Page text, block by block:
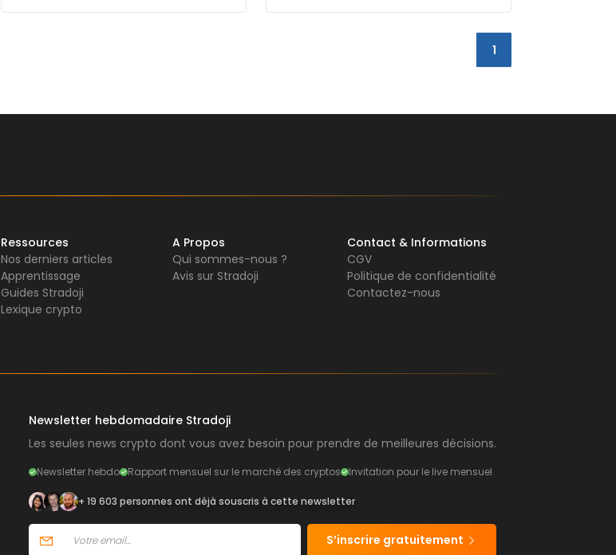
1
Ressources
Nos derniers articles
Apprentissage
Guides Stradoji
Lexique crypto
A Propos
Qui sommes-nous ?
Avis sur Stradoji
Contact & Informations
CGV
Politique de confidentialité
Contactez-nous
Newsletter hebdomadaire Stradoji
Les seules news crypto dont vous avez besoin pour prendre de meilleures décisions.
Newsletter hebdo Rapport mensuel sur le marché des cryptos Invitation pour le live mensuel
+ 19 603 personnes ont déjà souscris à cette newsletter
S’inscrire gratuitement